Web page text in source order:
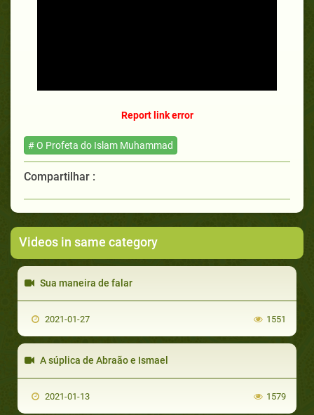
Report link error
# O Profeta do Islam Muhammad
Compartilhar :
Videos in same category
Sua maneira de falar
2021-01-27 1551
A súplica de Abraão e Ismael
2021-01-13 1579